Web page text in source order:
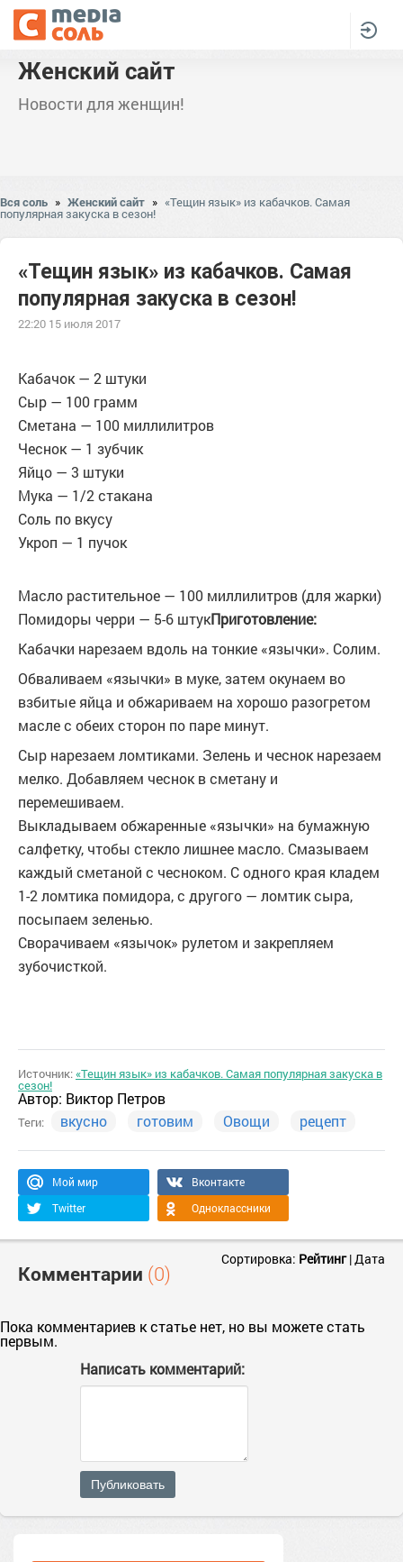
Женский сайт
Новости для женщин!
Вся соль » Женский сайт » «Тещин язык» из кабачков. Самая
популярная закуска в сезон!
«Тещин язык» из кабачков. Самая
популярная закуска в сезон!
22:20 15 июля 2017
Кабачок — 2 штуки
Сыр — 100 грамм
Сметана — 100 миллилитров
Чеснок — 1 зубчик
Яйцо — 3 штуки
Мука — 1/2 стакана
Соль по вкусу
Укроп — 1 пучок
Масло растительное — 100 миллилитров (для жарки)
Помидоры черри — 5-6 штукПриготовление:
Кабачки нарезаем вдоль на тонкие «язычки». Солим.
Обваливаем «язычки» в муке, затем окунаем во
взбитые яйца и обжариваем на хорошо разогретом
масле с обеих сторон по паре минут.
Сыр нарезаем ломтиками. Зелень и чеснок нарезаем
мелко. Добавляем чеснок в сметану и
перемешиваем.
Выкладываем обжаренные «язычки» на бумажную
салфетку, чтобы стекло лишнее масло. Смазываем
каждый сметаной с чесноком. С одного края кладем
1-2 ломтика помидора, с другого — ломтик сыра,
посыпаем зеленью.
Сворачиваем «язычок» рулетом и закрепляем
зубочисткой.
Источник:«Тещин язык» из кабачков. Самая популярная закуска в
сезон!
Автор: Виктор Петров
Теги: вкусно готовим Овощи рецепт
Мой мир
Вконтакте
Twitter
Одноклассники
Комментарии (0)
Сортировка: Рейтинг|Дата
Пока комментариев к статье нет, но вы можете стать
первым.
Написать комментарий:
Публиковать